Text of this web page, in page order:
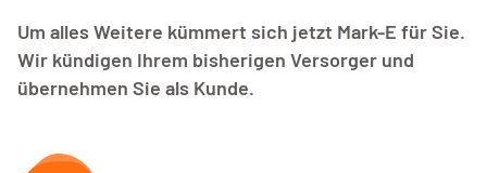
Um alles Weitere kümmert sich jetzt Mark-E für Sie.
Wir kündigen Ihrem bisherigen Versorger und
übernehmen Sie als Kunde.